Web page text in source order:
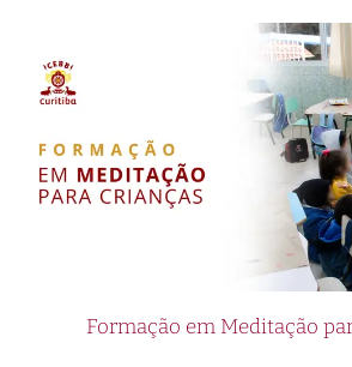
Formação em Meditação